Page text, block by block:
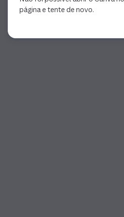
página e tente de novo.